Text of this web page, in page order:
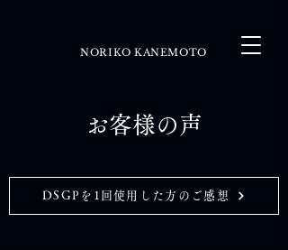
NORIKO KANEMOTO
お客様の声
DSGPを1回使用した方のご感想